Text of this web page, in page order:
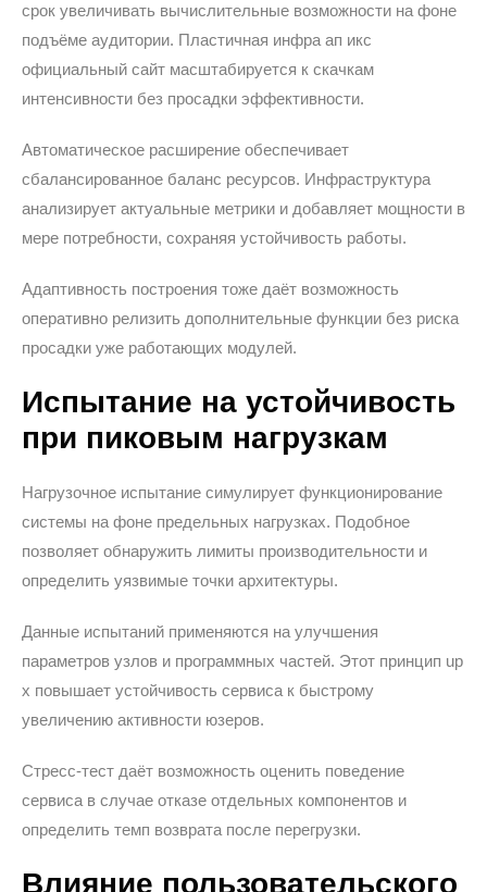
срок увеличивать вычислительные возможности на фоне
подъёме аудитории. Пластичная инфра ап икс
официальный сайт масштабируется к скачкам
интенсивности без просадки эффективности.
Автоматическое расширение обеспечивает
сбалансированное баланс ресурсов. Инфраструктура
анализирует актуальные метрики и добавляет мощности в
мере потребности, сохраняя устойчивость работы.
Адаптивность построения тоже даёт возможность
оперативно релизить дополнительные функции без риска
просадки уже работающих модулей.
Испытание на устойчивость
при пиковым нагрузкам
Нагрузочное испытание симулирует функционирование
системы на фоне предельных нагрузках. Подобное
позволяет обнаружить лимиты производительности и
определить уязвимые точки архитектуры.
Данные испытаний применяются на улучшения
параметров узлов и программных частей. Этот принцип up
x повышает устойчивость сервиса к быстрому
увеличению активности юзеров.
Стресс-тест даёт возможность оценить поведение
сервиса в случае отказе отдельных компонентов и
определить темп возврата после перегрузки.
Влияние пользовательского